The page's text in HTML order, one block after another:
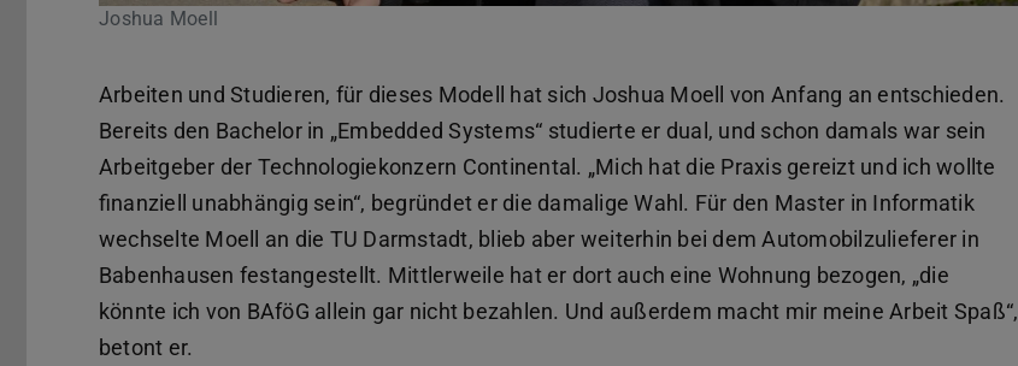
Joshua Moell
Arbeiten und Studieren, für dieses Modell hat sich Joshua Moell von Anfang an entschieden.
Bereits den Bachelor in „Embedded Systems“ studierte er dual, und schon damals war sein
Arbeitgeber der Technologiekonzern Continental. „Mich hat die Praxis gereizt und ich wollte
finanziell unabhängig sein“, begründet er die damalige Wahl. Für den Master in Informatik
wechselte Moell an die TU Darmstadt, blieb aber weiterhin bei dem Automobilzulieferer in
Babenhausen festangestellt. Mittlerweile hat er dort auch eine Wohnung bezogen, „die
könnte ich von BAföG allein gar nicht bezahlen. Und außerdem macht mir meine Arbeit Spaß“,
betont er.